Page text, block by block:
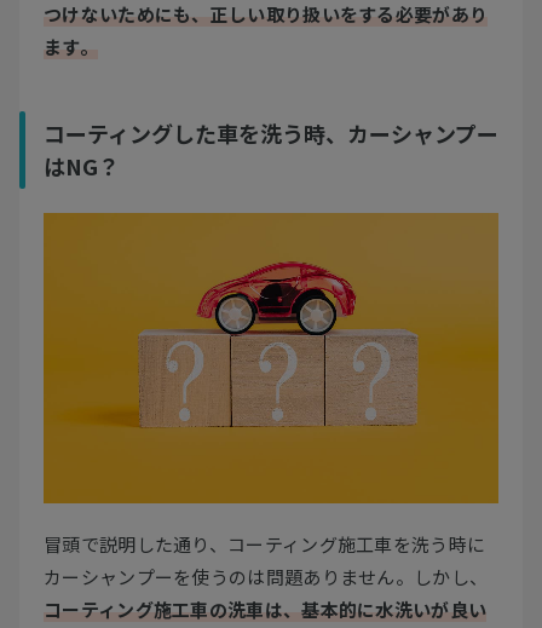
つけないためにも、正しい取り扱いをする必要があり
ます。
コーティングした車を洗う時、カーシャンプー
はNG？
冒頭で説明した通り、コーティング施工車を洗う時に
カーシャンプーを使うのは問題ありません。しかし、
コーティング施工車の洗車は、基本的に水洗いが良い